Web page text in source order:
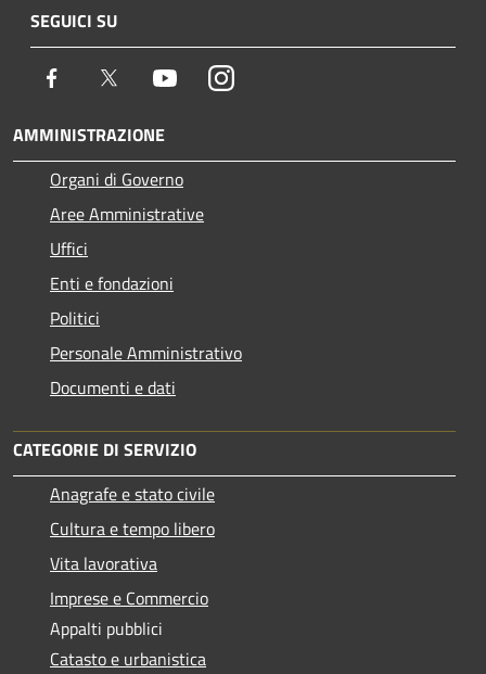
SEGUICI SU
Facebook Twitter YoutubeInstagram
AMMINISTRAZIONE
Organi di Governo
Aree Amministrative
Uffici
Enti e fondazioni
Politici
Personale Amministrativo
Documenti e dati
CATEGORIE DI SERVIZIO
Anagrafe e stato civile
Cultura e tempo libero
Vita lavorativa
Imprese e Commercio
Appalti pubblici
Catasto e urbanistica